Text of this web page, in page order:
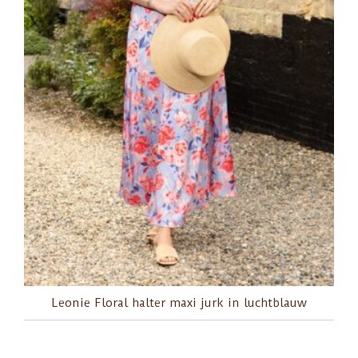
Leonie Floral halter maxi jurk in luchtblauw